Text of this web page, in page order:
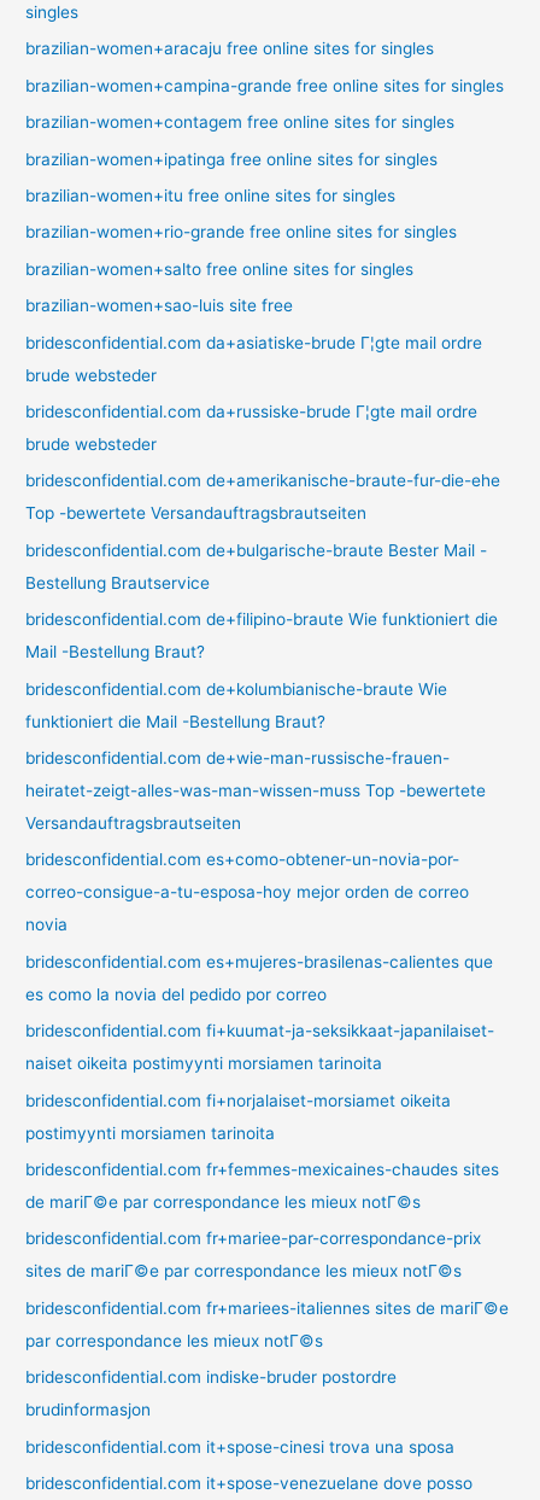
singles
brazilian-women+aracaju free online sites for singles
brazilian-women+campina-grande free online sites for singles
brazilian-women+contagem free online sites for singles
brazilian-women+ipatinga free online sites for singles
brazilian-women+itu free online sites for singles
brazilian-women+rio-grande free online sites for singles
brazilian-women+salto free online sites for singles
brazilian-women+sao-luis site free
bridesconfidential.com da+asiatiske-brude Г¦gte mail ordre
brude websteder
bridesconfidential.com da+russiske-brude Г¦gte mail ordre
brude websteder
bridesconfidential.com de+amerikanische-braute-fur-die-ehe
Top -bewertete Versandauftragsbrautseiten
bridesconfidential.com de+bulgarische-braute Bester Mail -
Bestellung Brautservice
bridesconfidential.com de+filipino-braute Wie funktioniert die
Mail -Bestellung Braut?
bridesconfidential.com de+kolumbianische-braute Wie
funktioniert die Mail -Bestellung Braut?
bridesconfidential.com de+wie-man-russische-frauen-
heiratet-zeigt-alles-was-man-wissen-muss Top -bewertete
Versandauftragsbrautseiten
bridesconfidential.com es+como-obtener-un-novia-por-
correo-consigue-a-tu-esposa-hoy mejor orden de correo
novia
bridesconfidential.com es+mujeres-brasilenas-calientes que
es como la novia del pedido por correo
bridesconfidential.com fi+kuumat-ja-seksikkaat-japanilaiset-
naiset oikeita postimyynti morsiamen tarinoita
bridesconfidential.com fi+norjalaiset-morsiamet oikeita
postimyynti morsiamen tarinoita
bridesconfidential.com fr+femmes-mexicaines-chaudes sites
de mariГ©e par correspondance les mieux notГ©s
bridesconfidential.com fr+mariee-par-correspondance-prix
sites de mariГ©e par correspondance les mieux notГ©s
bridesconfidential.com fr+mariees-italiennes sites de mariГ©e
par correspondance les mieux notГ©s
bridesconfidential.com indiske-bruder postordre
brudinformasjon
bridesconfidential.com it+spose-cinesi trova una sposa
bridesconfidential.com it+spose-venezuelane dove posso